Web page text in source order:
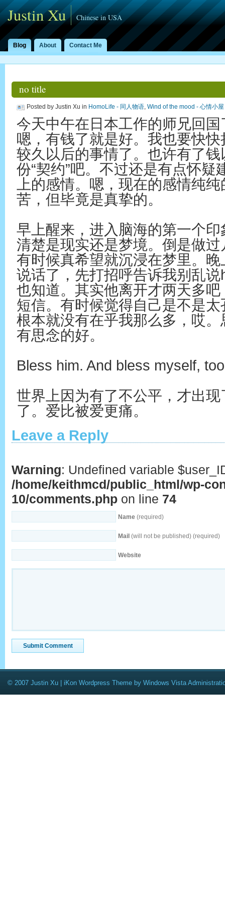
Justin Xu Chinese in USA
Blog About Contact Me
no title
Posted by Justin Xu in HomoLife - 同人物语, Wind of the mood - 心情小屋
今天中午在日本工作的师兄回
嗯，有钱了就是好。我也要快
较久以后的事情了。也许有了
份“契约”吧。不过还是有点怀疑
上的感情。嗯，现在的感情纯
苦，但毕竟是真挚的。
早上醒来，进入脑海的第一个
清楚是现实还是梦境。倒是做
有时候真希望就沉浸在梦里。
说话了，先打招呼告诉我别乱
也知道。其实他离开才两天多
短信。有时候觉得自己是不是
根本就没有在乎我那么多，哎
有思念的好。
Bless him. And bless myself,
世界上因为有了不公平，才出
了。爱比被爱更痛。
Leave a Reply
Warning: Undefined variable
/home/keithmcd/public_html/wp-
10/comments.php on line 74
Name (required)
Mail (will not be published) (required)
Website
© 2007 Justin Xu | iKon Wordpress Theme by Windows Vista